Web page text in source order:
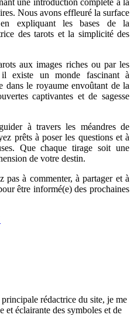
une introduction complète à la
Nous avons effleuré la surface
expliquant les bases de la
des tarots et la simplicité des
aux images riches ou par les
il existe un monde fascinant à
dans le royaume envoûtant de la
captivantes et de sagesse
à travers les méandres de
prêts à poser les questions et à
Que chaque tirage soit une
de votre destin.
pas à commenter, à partager et à
être informé(e) des prochaines
rédactrice du site, je me
éclairante des symboles et de